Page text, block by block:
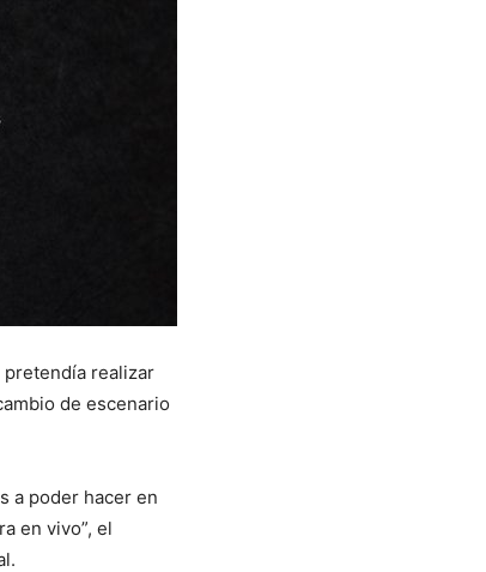
pretendía realizar
de escenario
a poder hacer en
en vivo”, el